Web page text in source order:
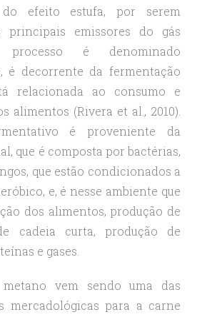
efeito estufa, por serem
principais emissores do gás
processo é denominado
é decorrente da fermentação
relacionada ao consumo e
alimentos (Rivera et al., 2010).
é proveniente da
que é composta por bactérias,
que estão condicionados a
e, é nesse ambiente que
dos alimentos, produção de
cadeia curta, produção de
e gases.
vem sendo uma das
mercadológicas para a carne